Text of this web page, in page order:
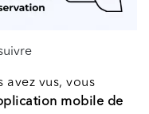
avez vus, vous
mobile de